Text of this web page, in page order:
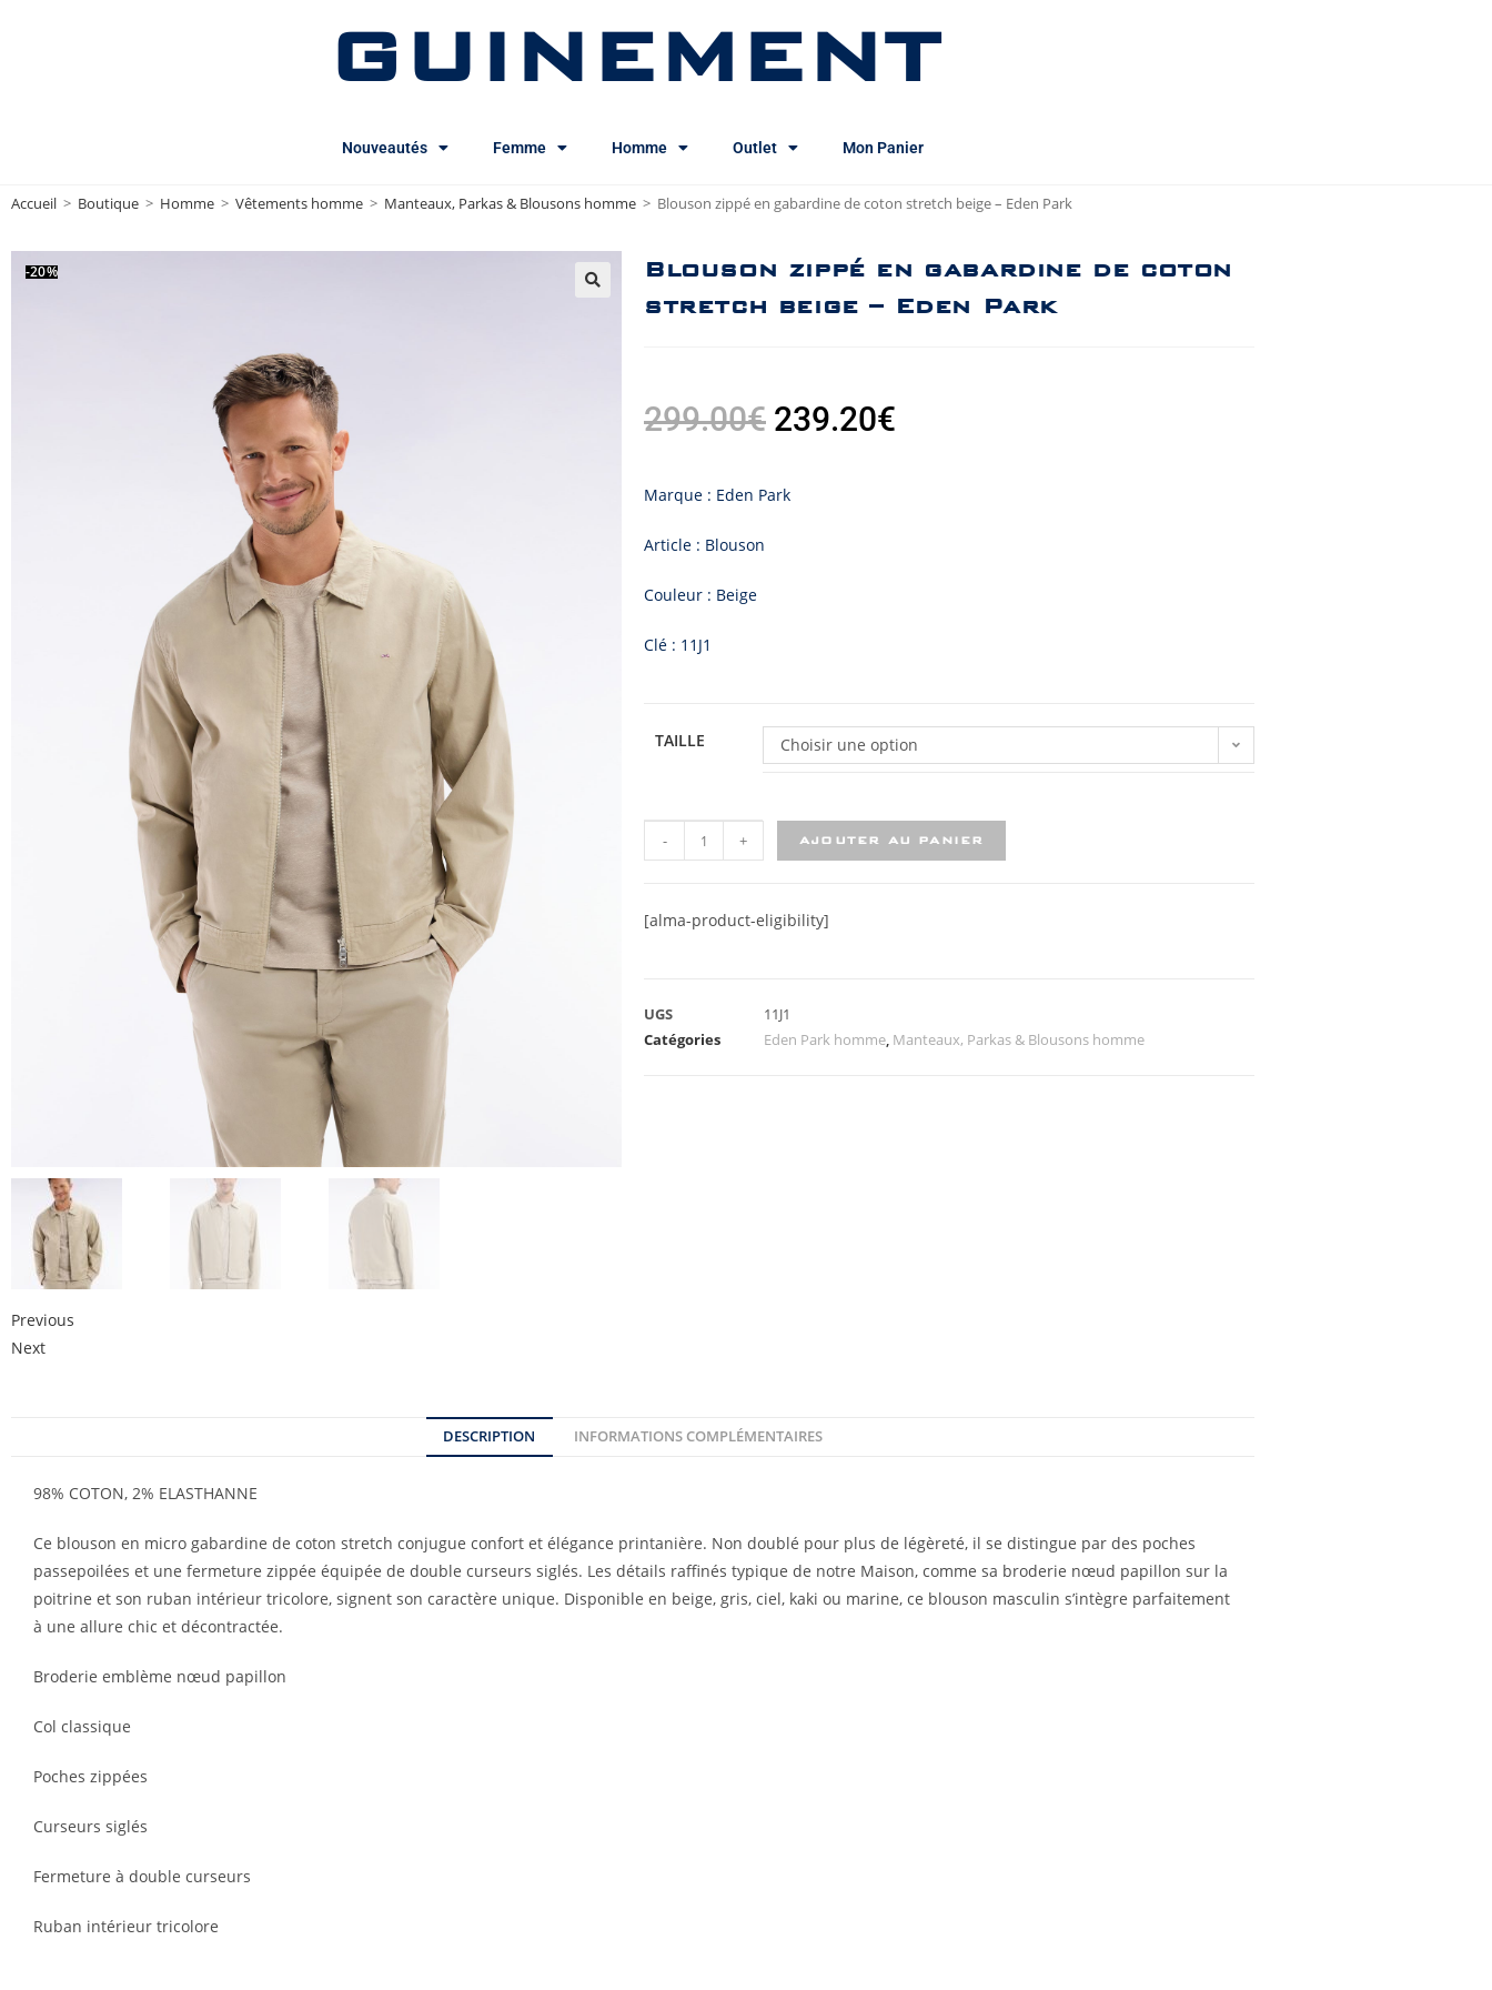
GUINEMENT
Nouveautés Femme Homme Outlet Mon Panier
Accueil > Boutique > Homme > Vêtements homme > Manteaux, Parkas & Blousons homme > Blouson zippé en gabardine de coton stretch beige – Eden Park
-20%
Previous
Next
Blouson zippé en gabardine de coton
stretch beige – Eden Park
299.00€ 239.20€
Marque : Eden Park
Article : Blouson
Couleur : Beige
Clé : 11J1
TAILLE Choisir une option
- + AJOUTER AU PANIER
[alma-product-eligibility]
UGS
11J1
Catégories
Eden Park homme, Manteaux, Parkas & Blousons homme
DESCRIPTION INFORMATIONS COMPLÉMENTAIRES
98% COTON, 2% ELASTHANNE
Ce blouson en micro gabardine de coton stretch conjugue confort et élégance printanière. Non doublé pour plus de légèreté, il se distingue par des poches
passepoilées et une fermeture zippée équipée de double curseurs siglés. Les détails raffinés typique de notre Maison, comme sa broderie nœud papillon sur la
poitrine et son ruban intérieur tricolore, signent son caractère unique. Disponible en beige, gris, ciel, kaki ou marine, ce blouson masculin s’intègre parfaitement
à une allure chic et décontractée.
Broderie emblème nœud papillon
Col classique
Poches zippées
Curseurs siglés
Fermeture à double curseurs
Ruban intérieur tricolore